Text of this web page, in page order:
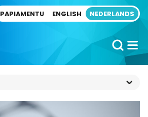
PAPIAMENTU ENGLISH NEDERLANDS